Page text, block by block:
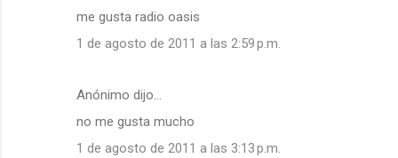
me gusta radio oasis
1 de agosto de 2011 a las 2:59 p.m.
Anónimo dijo…
no me gusta mucho
1 de agosto de 2011 a las 3:13 p.m.